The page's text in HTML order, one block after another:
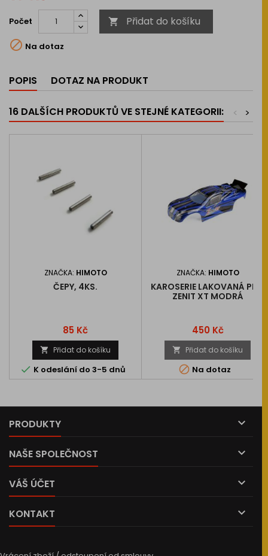
Počet  Přidat do košíku
 Na dotaz
POPIS DOTAZ NA PRODUKT
16 DALŠÍCH PRODUKTŮ VE STEJNÉ KATEGORII: >
<
ZNAČKA: HIMOTO
ČEPY, 4KS.
Cena
85 Kč
 Přidat do košíku
 K odeslání do 3-5 dnů
ZNAČKA: HIMOTO
KAROSERIE LAKOVANÁ PRO
ZENIT XT MODRÁ
Cena
450 Kč
 Přidat do košíku
 Na dotaz
PRODUKTY 
NAŠE SPOLEČNOST 
VÁŠ ÚČET 
KONTAKT 